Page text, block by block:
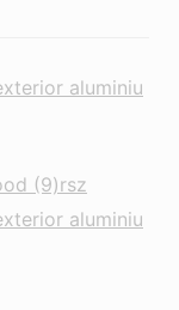
aluminiu
aluminiu